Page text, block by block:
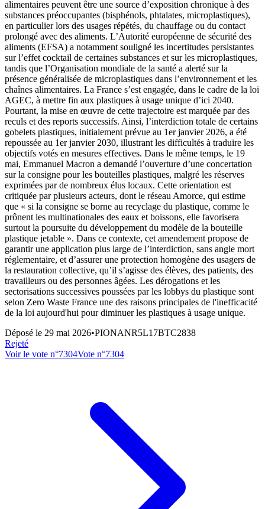
alimentaires peuvent être une source d’exposition chronique à des
substances préoccupantes (bisphénols, phtalates, microplastiques),
en particulier lors des usages répétés, du chauffage ou du contact
prolongé avec des aliments. L’Autorité européenne de sécurité des
aliments (EFSA) a notamment souligné les incertitudes persistantes
sur l’effet cocktail de certaines substances et sur les microplastiques,
tandis que l’Organisation mondiale de la santé a alerté sur la
présence généralisée de microplastiques dans l’environnement et les
chaînes alimentaires. La France s’est engagée, dans le cadre de la loi
AGEC, à mettre fin aux plastiques à usage unique d’ici 2040.
Pourtant, la mise en œuvre de cette trajectoire est marquée par des
reculs et des reports successifs. Ainsi, l’interdiction totale de certains
gobelets plastiques, initialement prévue au 1er janvier 2026, a été
repoussée au 1er janvier 2030, illustrant les difficultés à traduire les
objectifs votés en mesures effectives. Dans le même temps, le 19
mai, Emmanuel Macron a demandé l’ouverture d’une concertation
sur la consigne pour les bouteilles plastiques, malgré les réserves
exprimées par de nombreux élus locaux. Cette orientation est
critiquée par plusieurs acteurs, dont le réseau Amorce, qui estime
que « si la consigne se borne au recyclage du plastique, comme le
prônent les multinationales des eaux et boissons, elle favorisera
surtout la poursuite du développement du modèle de la bouteille
plastique jetable ». Dans ce contexte, cet amendement propose de
garantir une application plus large de l’interdiction, sans angle mort
réglementaire, et d’assurer une protection homogène des usagers de
la restauration collective, qu’il s’agisse des élèves, des patients, des
travailleurs ou des personnes âgées. Les dérogations et les
sectorisations successives poussées par les lobbys du plastique sont
selon Zero Waste France une des raisons principales de l'inefficacité
de la loi aujourd'hui pour diminuer les plastiques à usage unique.
Déposé le 29 mai 2026•PIONANR5L17BTC2838
Rejeté
Voir le vote n°7304Vote n°7304